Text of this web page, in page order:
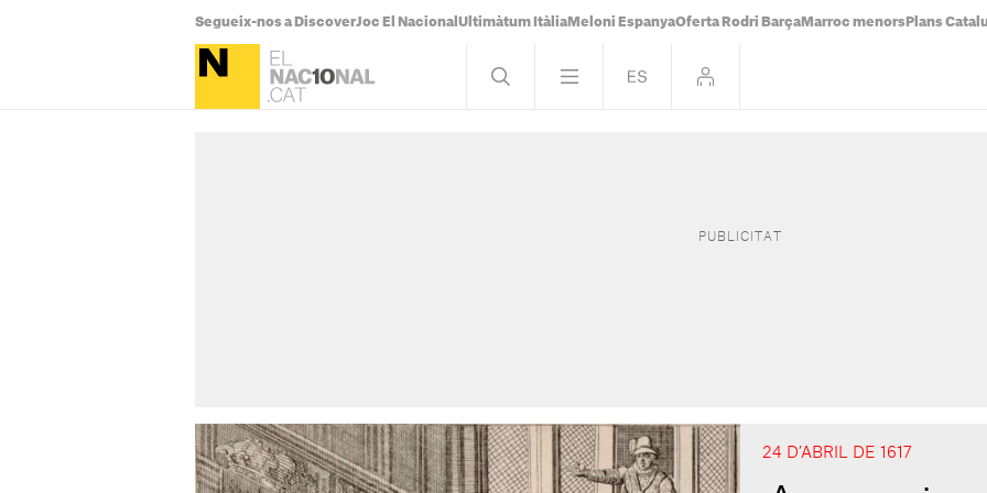
Segueix-nos a DiscoverJoc El Nacional Ultimàtum Itàlia Meloni EspanyaOferta Rodri Barça Marroc menors Plans
24 D’ABRIL DE 1617